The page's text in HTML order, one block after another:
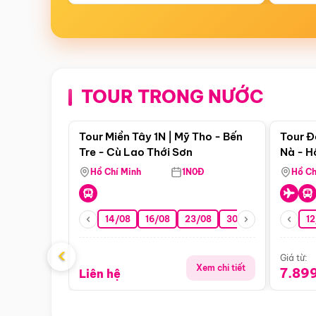
TOUR TRONG NƯỚC
Điểm nổi bật
Tour Miền Tây 1N | Mỹ Tho - Bến
Tre - Cù Lao Thới Sơn
Hồ Chí Minh 1N0Đ
14/08 16/08 23/08 30/08 06/09
Liên hệ Xem chi tiết
Tour
Nà -
Nha
Hồ
Giá từ:
‹